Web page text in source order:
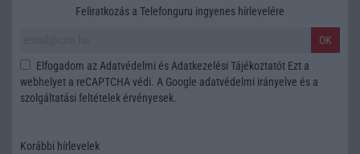
Feliratkozás a Telefonguru ingyenes hírlevelére
OK
Elfogadom az Adatvédelmi és Adatkezelési Tájékoztatót Ezt a
webhelyet a reCAPTCHA védi. A Google adatvédelmi irányelve és a
szolgáltatási feltételek érvényesek.
Korábbi hírlevelek